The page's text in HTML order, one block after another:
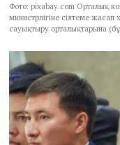
Фото: pixabay.com Орталық
министрлігіне сілтеме
сауықтыру орталықтарына